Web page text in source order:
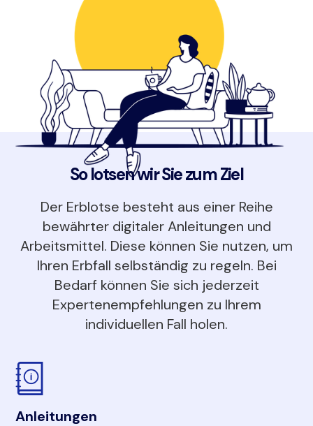
So lotsen wir Sie zum Ziel
Der Erblotse besteht aus einer Reihe
bewährter digitaler Anleitungen und
Arbeitsmittel. Diese können Sie nutzen, um
Ihren Erbfall selbständig zu regeln. Bei
Bedarf können Sie sich jederzeit
Expertenempfehlungen zu Ihrem
individuellen Fall holen.
Anleitungen